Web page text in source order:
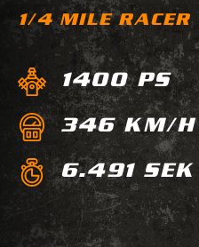
1/4 MILE RACER
1400PS
346KM/H
6.491SEK